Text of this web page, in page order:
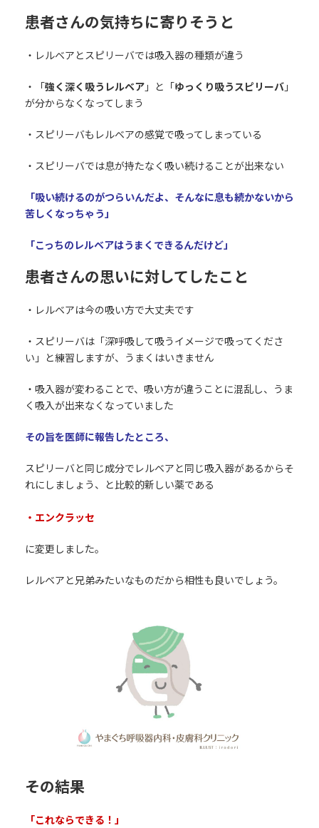
患者さんの気持ちに寄りそうと
・レルベアとスピリーバでは吸入器の種類が違う
・「強く深く吸うレルベア」と「ゆっくり吸うスピリーバ」
が分からなくなってしまう
・スピリーバもレルベアの感覚で吸ってしまっている
・スピリーバでは息が持たなく吸い続けることが出来ない
「吸い続けるのがつらいんだよ、そんなに息も続かないから
苦しくなっちゃう」
「こっちのレルベアはうまくできるんだけど」
患者さんの思いに対してしたこと
・レルベアは今の吸い方で大丈夫です
・スピリーバは「深呼吸して吸うイメージで吸ってくださ
い」と練習しますが、うまくはいきません
・吸入器が変わることで、吸い方が違うことに混乱し、うま
く吸入が出来なくなっていました
その旨を医師に報告したところ、
スピリーバと同じ成分でレルベアと同じ吸入器があるからそ
れにしましょう、と比較的新しい薬である
・エンクラッセ
に変更しました。
レルベアと兄弟みたいなものだから相性も良いでしょう。
その結果
「これならできる！」